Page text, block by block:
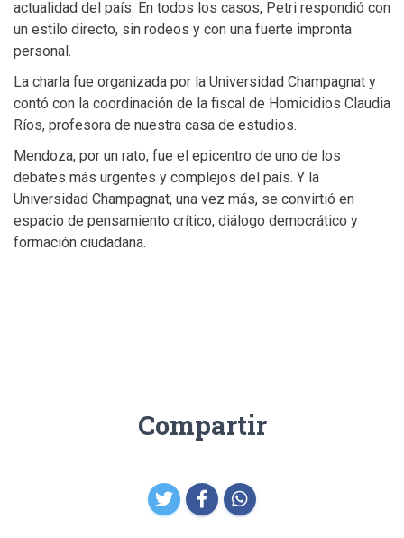
actualidad del país. En todos los casos, Petri respondió con
un estilo directo, sin rodeos y con una fuerte impronta
personal.
La charla fue organizada por la Universidad Champagnat y
contó con la coordinación de la fiscal de Homicidios Claudia
Ríos, profesora de nuestra casa de estudios.
Mendoza, por un rato, fue el epicentro de uno de los
debates más urgentes y complejos del país. Y la
Universidad Champagnat, una vez más, se convirtió en
espacio de pensamiento crítico, diálogo democrático y
formación ciudadana.
Compartir